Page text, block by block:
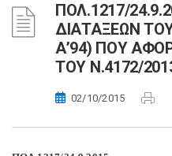
ΠΟΛ.1217/
ΔΙΑΤΑΞΕΩΝ
Α’94) ΠΟΥ
ΤΟΥ Ν.4172/
02/10/2015